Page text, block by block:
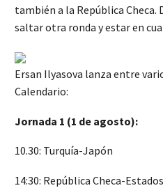
también a la República Checa.
saltar otra ronda y estar en
Ersan Ilyasova lanza entre
Calendario:
Jornada 1 (1 de agosto):
10.30: Turquía-Japón
14:30: República Checa-